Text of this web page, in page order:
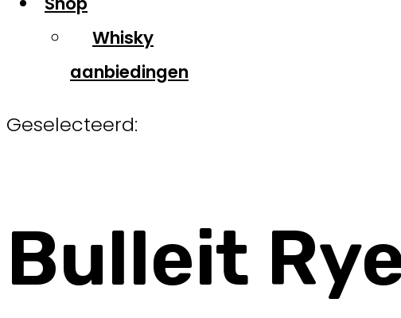
Whisky
aanbiedingen
Geselecteerd:
Bulleit